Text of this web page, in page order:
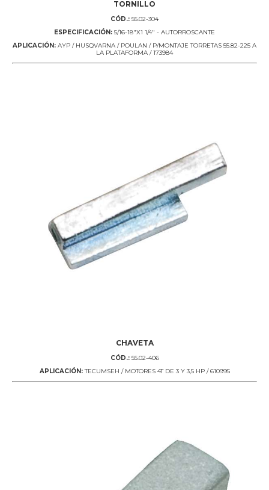
TORNILLO
CÓD.: 55.02-304
ESPECIFICACIÓN: 5/16-18"X1 1/4" - AUTORROSCANTE
APLICACIÓN: AYP / HUSQVARNA / POULAN / P/MONTAJE TORRETAS 55.82-225 A
LA PLATAFORMA / 173984
CHAVETA
CÓD.:55.02-406
APLICACIÓN:TECUMSEH / MOTORES 4T DE 3 Y 3,5 HP / 610995